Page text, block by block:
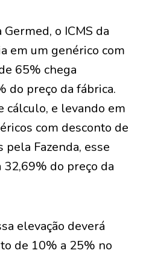
o ICMS da
em um genérico com
65% chega
do preço da fábrica.
cálculo, e levando em
com desconto de
Fazenda, esse
do preço da
elevação deverá
de 10% a 25% no